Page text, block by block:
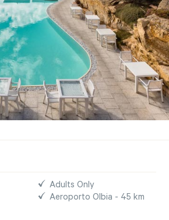
Adults Only
Aeroporto Olbia - 45 km